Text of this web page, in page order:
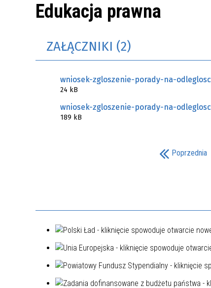
Edukacja prawna
ZAŁĄCZNIKI (2)
wniosek-zgloszenie-porady-na-odleglosc
24 kB
wniosek-zgloszenie-porady-na-odleglosc
189 kB
Poprzednia